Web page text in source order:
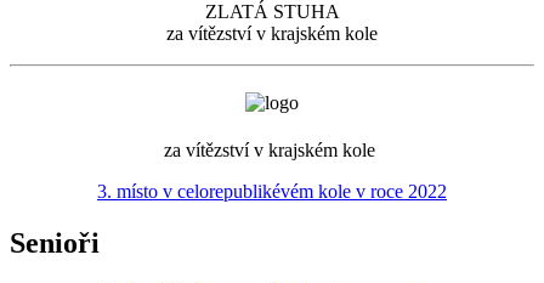
ZLATÁ STUHA
za vítězství v krajském kole
za vítězství v krajském kole
3. místo v celorepublikévém kole v roce 2022
Senioři